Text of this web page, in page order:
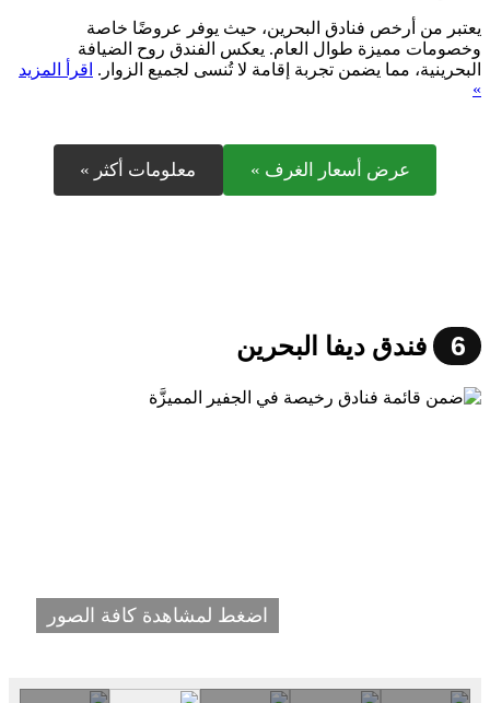
يعتبر من أرخص فنادق البحرين، حيث يوفر عروضًا خاصة
وخصومات مميزة طوال العام. يعكس الفندق روح الضيافة
البحرينية، مما يضمن تجربة إقامة لا تُنسى لجميع الزوار. اقرأ المزيد
»
عرض أسعار الغرف » معلومات أكثر »
6 فندق ديفا البحرين
اضغط لمشاهدة كافة الصور